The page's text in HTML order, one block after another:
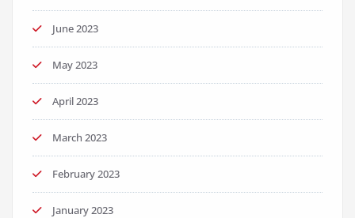
June 2023
May 2023
April 2023
March 2023
February 2023
January 2023